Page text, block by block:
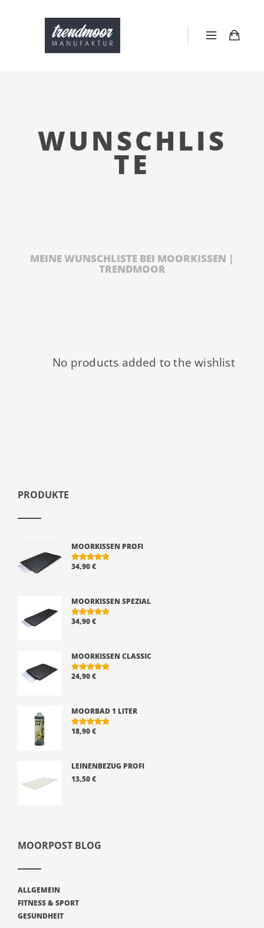
WUNSCHLIS
TE
MEINE WUNSCHLISTE BEI MOORKISSEN |
TRENDMOOR
No products added to the wishlist
PRODUKTE
MOORKISSEN PROFI
BEWERTE
34,90€
MOORKISSEN SPEZIAL
BEWERTE
34,90€
MOORKISSEN CLASSIC
BEWERTE
24,90€
MOORBAD 1 LITER
BEWERTE
18,90€
LEINENBEZUG PROFI
13,50€
MOORPOST BLOG
ALLGEMEIN
FITNESS & SPORT
GESUNDHEIT